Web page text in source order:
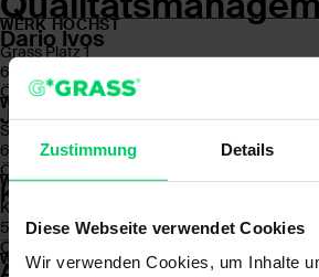
Zustimmung Details
Diese Webseite verwendet Cookies
Wir verwenden Cookies, um Inhalte
WERK HÖCHST
Dario Ivos
Grass Platz 1
6973 Höchst
Österreich
WERK GÖTZIS
Josef Kahr
Sennemahd 10
6840 Götzis
Österreich
WERK SALZBURG
Kacar Fikret
Karolingerstraße 7
5020 Salzburg
Österreich
WERK REINHEIM